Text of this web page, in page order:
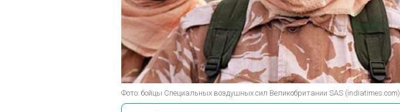
Фото: бойцы Специальных воздушных сил Великобритании SAS (indiatimes.com)